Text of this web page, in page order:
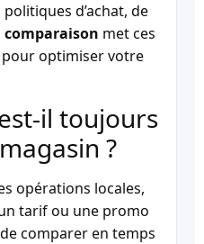
d’achat, de
comparaison met ces
optimiser votre
il toujours
?
opérations locales,
tarif ou une promo
comparer en temps